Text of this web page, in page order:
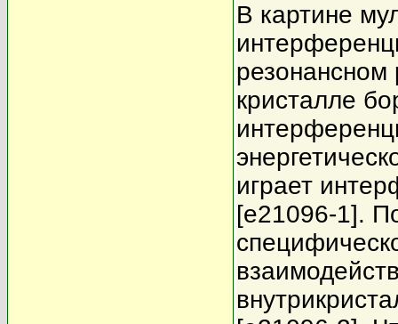
В картине
резонансном
кристалле
играет
[e21096-1].